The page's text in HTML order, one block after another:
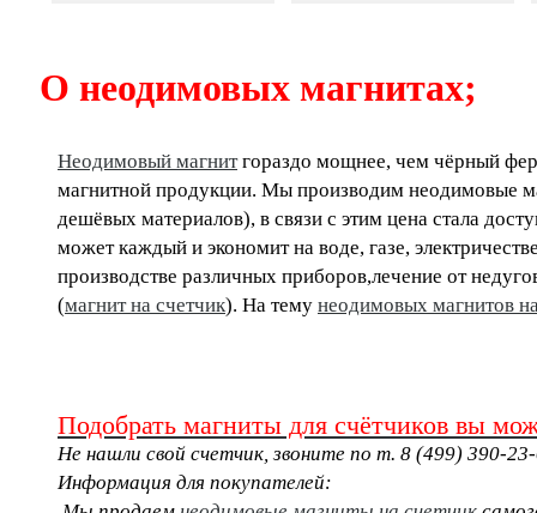
О неодимовых магнитах;
Неодимовый магнитгораздо мощнее, чем чёрный
магнитной продукции. Мы производим неодимовые
дешёвых материалов), в связи с этим цена стала
может каждый и экономит на воде, газе,
производстве различных приборов,лечение от
(магнит на счетчик). На тему неодимовых магнитов
Подобрать магниты для счётчиков вы
Не нашли свой счетчик, звоните по т. 8 (499) 390-
Информация для покупателей: